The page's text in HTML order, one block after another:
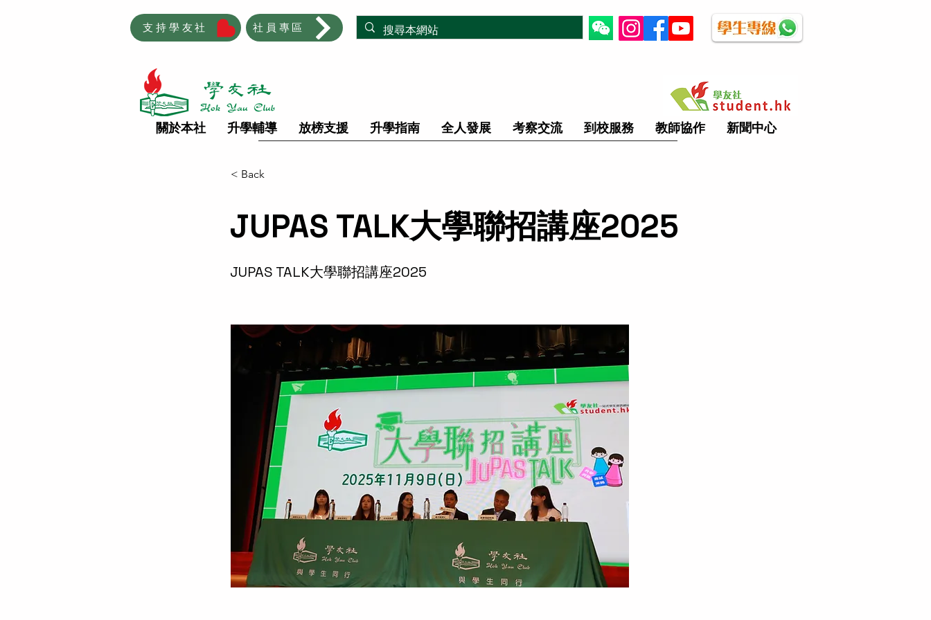
支持學友社 社員專區
關於本社 升學輔導 放榜支援 升學指南 全人發展 考察交流 到校服務 教師協作 新聞中心
< Back
JUPAS TALK大學聯招講座2025
JUPAS TALK大學聯招講座2025